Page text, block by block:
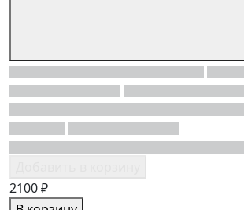
2100 ₽